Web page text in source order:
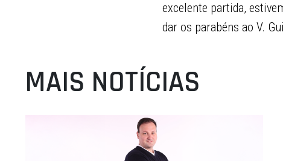
excelente partida,
dar os parabéns ao V.
MAIS NOTÍCIAS